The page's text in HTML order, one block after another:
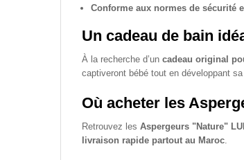
Conforme aux normes de sécurité
Un cadeau de bain
À la recherche d’un cadeau original
captiveront bébé tout en développant
Où acheter les
Retrouvez les Aspergeurs "Nature"
livraison rapide partout au Maroc